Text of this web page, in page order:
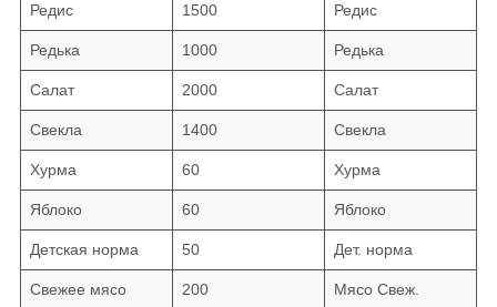
Редис 1500 Редис
Редька 1000 Редька
Салат 2000 Салат
Свекла 1400 Свекла
Хурма 60 Хурма
Яблоко 60 Яблоко
Детская норма 50 Дет. норма
Свежее мясо 200
Мясо Свеж.